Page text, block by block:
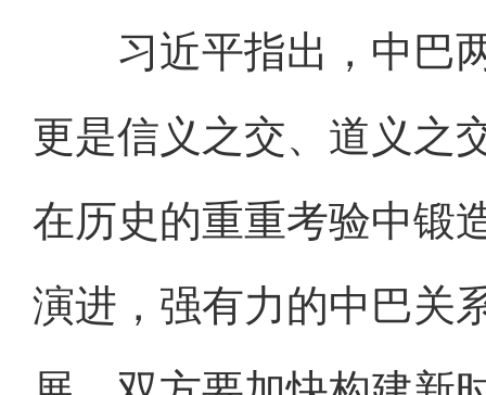
习近平指出，中巴两
更是信义之交、道义之
在历史的重重考验中锻
演进，强有力的中巴关